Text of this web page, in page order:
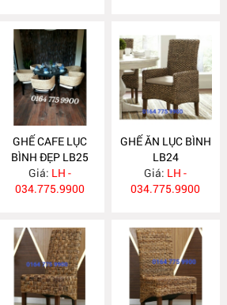
GHẾ CAFE LỤC
BÌNH ĐẸP LB25
Giá: LH -
034.775.9900
GHẾ ĂN LỤC BÌNH
LB24
Giá: LH -
034.775.9900